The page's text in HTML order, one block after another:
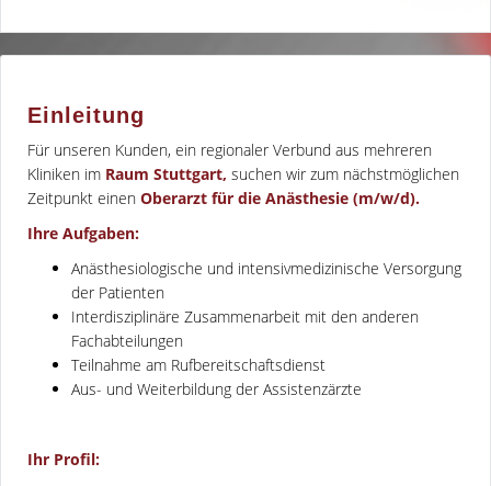
Einleitung
Für unseren Kunden, ein regionaler Verbund aus mehreren
Kliniken im Raum Stuttgart, suchen wir zum nächstmöglichen
Zeitpunkt einen Oberarzt für die Anästhesie (m/w/d).
Ihre Aufgaben:
Anästhesiologische und intensivmedizinische Versorgung
der Patienten
Interdisziplinäre Zusammenarbeit mit den anderen
Fachabteilungen
Teilnahme am Rufbereitschaftsdienst
Aus- und Weiterbildung der Assistenzärzte
Ihr Profil: